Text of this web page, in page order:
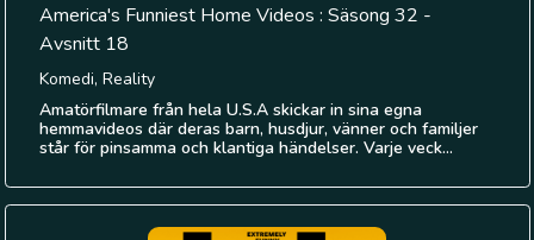
America's Funniest Home Videos : Säsong 32 -
Avsnitt 18
Komedi, Reality
Amatörfilmare från hela U.S.A skickar in sina egna
hemmavideos där deras barn, husdjur, vänner och familjer
står för pinsamma och klantiga händelser. Varje veck...